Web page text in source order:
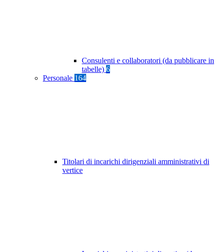
Consulenti e collaboratori (da pubblicare in
tabelle) 6
Personale 164
Titolari di incarichi dirigenziali amministrativi di
vertice